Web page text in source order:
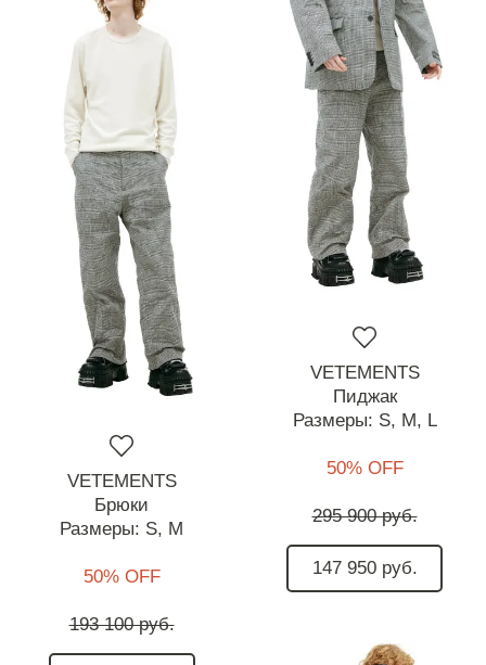
VETEMENTS
Брюки
Размеры: S, M
50% OFF
193 100 руб.
VETEMENTS
Пиджак
Размеры: S, M, L
50% OFF
295 900 руб.
147 950 руб.